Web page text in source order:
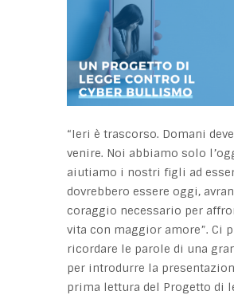
“Ieri è trascorso. Domani
venire. Noi abbiamo solo
aiutiamo i nostri figli ad
dovrebbero essere oggi,
coraggio necessario per
vita con maggior amore”. Ci
ricordare le parole di una
per introdurre la
prima lettura del Progetto di